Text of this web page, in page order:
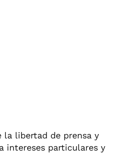
la libertad de prensa y
intereses particulares y